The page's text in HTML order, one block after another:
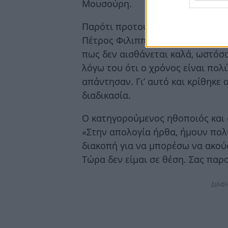
Μουσούρη.
Παρότι προτού ξεκινήσει ο
Πέτρος Φιλιππίδης πήρε τον
πως δεν αισθάνεται καλά,
λόγω του ότι ο χρόνος είναι
απάντησαν. Γι’ αυτό και κρίθηκε
διαδικασία.
Ο κατηγορούμενος ηθοποιός και
«Στην απολογία ήρθα, ήμουν
διακοπή για να μπορέσω να
Τώρα δεν είμαι σε θέση. Σας